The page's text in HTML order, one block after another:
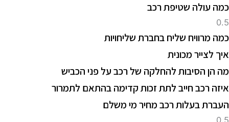
עולה שטיפת רכב
מרוויח שליח בחברת שליחויות
לצייר מכונית
הן הסיבות להחלקה של רכב על פני הכביש
רכב חייב לתת זכות קדימה בהתאם לתמרור
בעלות רכב מחיר מי משלם